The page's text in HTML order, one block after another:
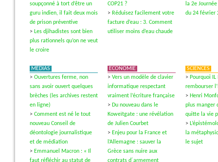
soupçonné à tort d’être un
guru indien, il fait deux mois
de prison préventive
> Les djihadistes sont bien
plus rationnels qu’on ne veut
le croire
COP21 ?
> Réduisez facilement votre
facture d’eau : 3. Comment
utiliser moins d’eau chaude
la 2e
du 24 février
MÉDIAS
> Ouvertures ferme, non
sans avoir ouvert quelques
brèches (les archives restent
en ligne)
> Comment est né le tout
nouveau Conseil de
déontologie journalistique
et de médiation
> Emmanuel Macron : « Il
faut réfléchir au statut de
ECONOMIE
> Vers un modèle de clavier
informatique respectant
vraiment l’écriture française
> Du nouveau dans le
Koweïtgate : une révélation
de Julien Courbet
> Enjeu pour la France et
l’Allemagne : sauver la
Grèce sans nuire aux
contrats d´armement
SCIENCES
> Pourquoi IL
rembourser
> Henri
plus manger
quitte la vie
>
la
le sujet